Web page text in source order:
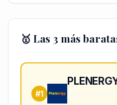
🥇 Las 3 más
#1